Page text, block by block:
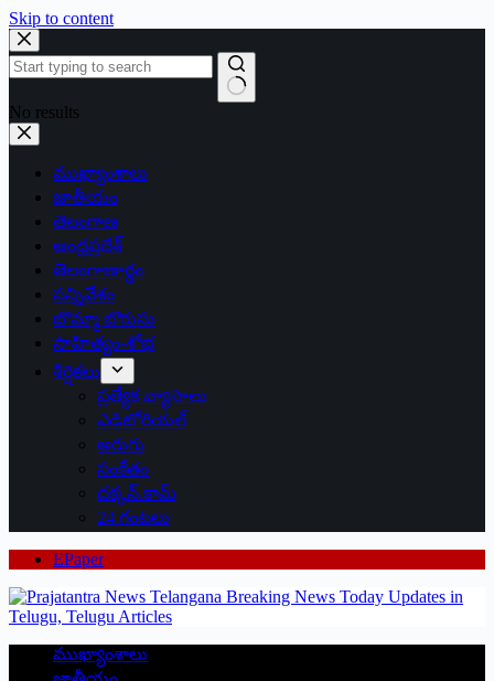
Skip to content
No results
ముఖ్యాంశాలు
జాతీయం
తెలంగాణ
ఆంధ్రప్రదేశ్
తెలంగాణార్థం
సన్నివేశం
బొమ్మా బొరుసు
సాహిత్యం-శోభ
శీర్షికలు
ప్రత్యేక వ్యాసాలు
ఎడిటోరియల్
అరుగు
సంకేతం
దక్కన్.కామ్
24 గంటలు
EPaper
ముఖ్యాంశాలు